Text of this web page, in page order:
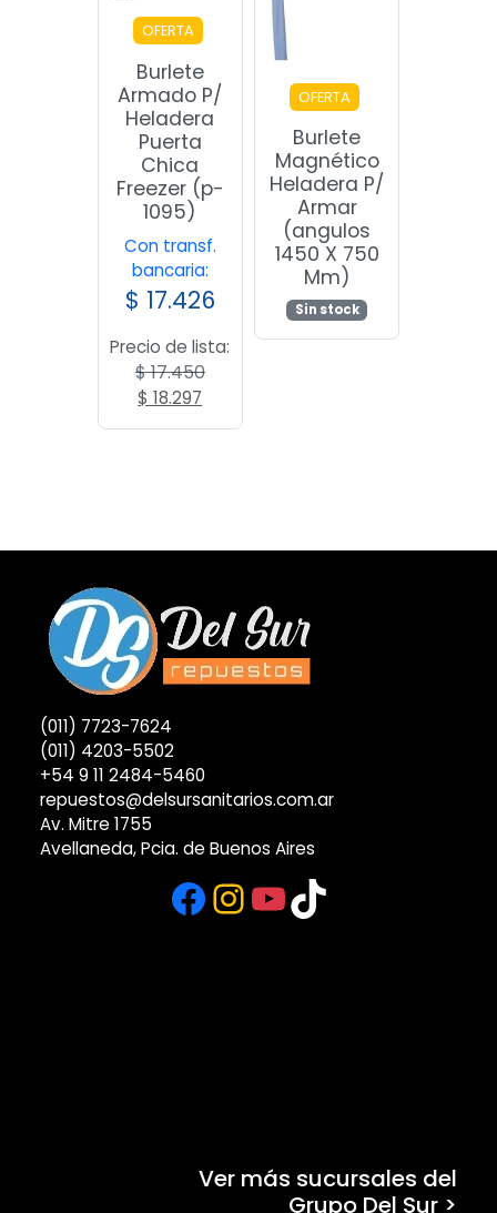
OFERTA
Burlete
Armado P/
Heladera
Puerta
Chica
Freezer (p-
1095)
Con transf.
bancaria:
$ 17.426
Precio de lista:
$17.450
El
$ 18.297
precio
OFERTA
Burlete
Magnético
Heladera P/
Armar
(angulos
1450 X 750
Mm)
Sin stock
(011) 7723-7624
(011) 4203-5502
+54 9 11 2484-5460
repuestos@delsursanitarios.com.ar
Av. Mitre 1755
Avellaneda, Pcia. de Buenos Aires
Facebook
Instagram
YouTube
TikTok
Ver más sucursales del
Grupo Del Sur >